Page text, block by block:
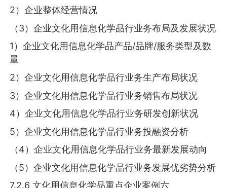
2）企业整体经营情况
（3）企业文化用信息化学品行业务布局及发展状况
1）企业文化用信息化学品产品/品牌/服务类型及数
量
2）企业文化用信息化学品行业务生产布局状况
3）企业文化用信息化学品行业务销售布局状况
4）企业文化用信息化学品行业务研发创新状况
5）企业文化用信息化学品行业务投融资分析
（4）企业文化用信息化学品行业务最新发展动向
（5）企业文化用信息化学品行业务发展优劣势分析
7.2.6 文化用信息化学品重点企业案例六